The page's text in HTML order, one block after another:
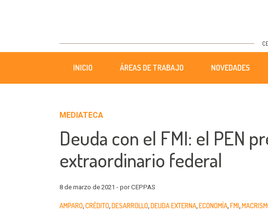
INICIO ÁREAS DE TRABAJO NOVEDADES
MEDIATECA
Deuda con el FMI: el PEN
extraordinario federal
8 de marzo de 2021 - por CEPPAS
AMPARO CRÉDITO DESARROLLO DEUDA EXTERNA ECONOMÍA FMI